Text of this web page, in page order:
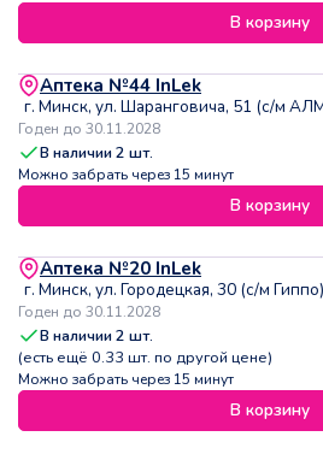
В корзину
Аптека №44 InLek
г. Минск, ул. Шаранговича, 51 (с/м
Годен до 30.11.2028
В наличии2 шт.
Можно забрать через 15 минут
В корзину
Аптека №20 InLek
г. Минск, ул. Городецкая, 30 (с/м Гиппо)
Годен до 30.11.2028
В наличии2 шт.
(есть ещё 0.33 шт. по другой цене)
Можно забрать через 15 минут
В корзину